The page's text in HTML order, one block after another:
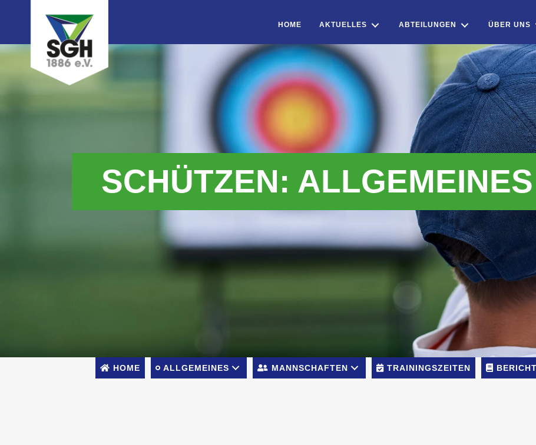
HOME AKTUELLES ABTEILUNGEN ÜBER UNS
SCHÜTZEN: ALLGEMEINES
HOME ALLGEMEINES MANNSCHAFTEN TRAININGSZEITEN